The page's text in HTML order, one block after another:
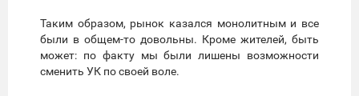
Таким образом, рынок казался монолитным и все
были в общем-то довольны. Кроме жителей, быть
может: по факту мы были лишены возможности
сменить УК по своей воле.